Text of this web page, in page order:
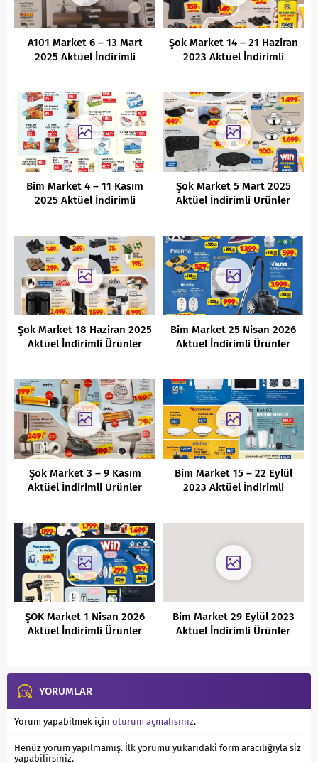
A101 Market 6 – 13 Mart
2025 Aktüel İndirimli
Şok Market 14 – 21 Haziran
2023 Aktüel İndirimli
Bim Market 4 – 11 Kasım
2025 Aktüel İndirimli
Şok Market 5 Mart 2025
Aktüel İndirimli Ürünler
Şok Market 18 Haziran 2025
Aktüel İndirimli Ürünler
Bim Market 25 Nisan 2026
Aktüel İndirimli Ürünler
Şok Market 3 – 9 Kasım
Aktüel İndirimli Ürünler
Bim Market 15 – 22 Eylül
2023 Aktüel İndirimli
ŞOK Market 1 Nisan 2026
Aktüel İndirimli Ürünler
Bim Market 29 Eylül 2023
Aktüel İndirimli Ürünler
YORUMLAR
Yorum yapabilmek için oturum açmalısınız.
Henüz yorum yapılmamış. İlk yorumu yukarıdaki form aracılığıyla siz
yapabilirsiniz.